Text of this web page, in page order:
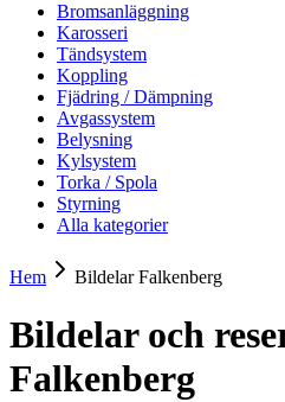
Bromsanläggning
Karosseri
Tändsystem
Koppling
Fjädring / Dämpning
Avgassystem
Belysning
Kylsystem
Torka / Spola
Styrning
Alla kategorier
Hem BildelarFalkenberg
Bildelar och
Falkenberg